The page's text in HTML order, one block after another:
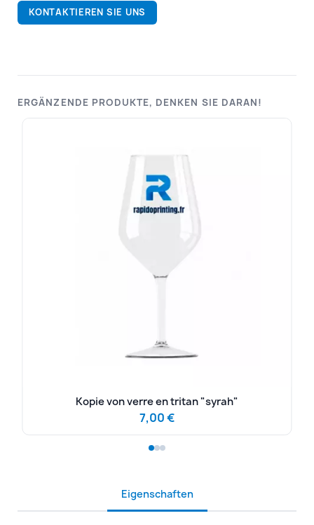
KONTAKTIEREN SIE UNS
ERGÄNZENDE PRODUKTE, DENKEN SIE DARAN!
Kopie von verre en tritan "syrah"
7,00 €
Eigenschaften